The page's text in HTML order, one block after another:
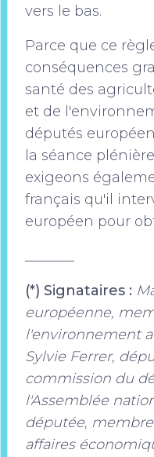
vers le bas.
Parce que ce
conséquences
santé des
et de
députés
la séance
exigeons
français qu'il
européen pour
(*) Signataires :
européenne,
l'environnement
Sylvie Ferrer,
commission du
l'Assemblée
députée,
affaires